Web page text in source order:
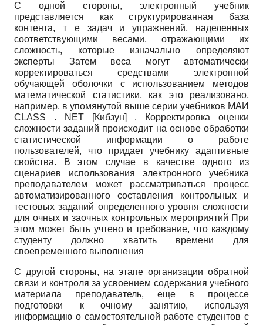
С одной стороны, электронный учебник
представляется как структурированная база
контента, т е задач и упражнений, наделенных
соответствующими весами, отражающими их
сложность, которые изначально определяют
эксперты Затем веса могут автоматически
корректироваться средствами электронной
обучающей оболочки с использованием методов
математической статистики, как это реализовано,
например, в упомянутой выше серии учебников МАИ
CLASS . NET [Кибзун] . Корректировка оценки
сложности заданий происходит на основе обработки
статистической информации о работе
пользователей, что придает учебнику адаптивные
свойства. В этом случае в качестве одного из
сценариев использования электронного учебника
преподавателем может рассматриваться процесс
автоматизированного составления контрольных и
тестовых заданий определенного уровня сложности
для очных и заочных контрольных мероприятий При
этом может быть учтено и требование, что каждому
студенту должно хватить времени для
своевременного выполнения
С другой стороны, на этапе организации обратной
связи и контроля за усвоением содержания учебного
материала преподаватель, еще в процессе
подготовки к очному занятию, используя
информацию о самостоятельной работе студентов с